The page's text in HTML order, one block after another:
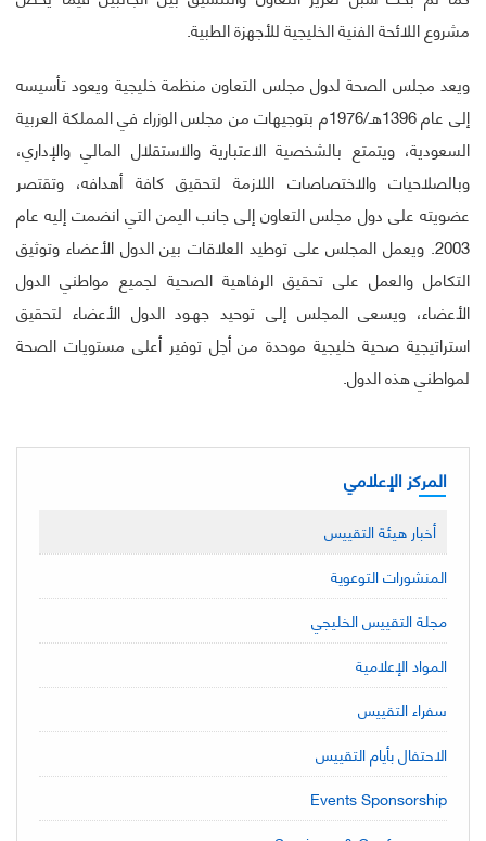
مشروع اللائحة الفنية الخليجية للأجهزة الطبية.
ويعد مجلس الصحة لدول مجلس التعاون منظمة خليجية ويعود تأسيسه
إلى عام 1396هـ/1976م بتوجيهات من مجلس الوزراء في المملكة العربية
السعودية، ويتمتع بالشخصية الاعتبارية والاستقلال المالي والإداري،
وبالصلاحيات والاختصاصات اللازمة لتحقيق كافة أهدافه، وتقتصر
عضويته على دول مجلس التعاون إلى جانب اليمن التي انضمت إليه عام
2003. ويعمل المجلس على توطيد العلاقات بين الدول الأعضاء وتوثيق
التكامل والعمل على تحقيق الرفاهية الصحية لجميع مواطني الدول
الأعضاء، ويسعى المجلس إلى توحيد جهـود الدول الأعضاء لتحقيق
استراتيجية صحية خليجية موحدة من أجل توفير أعلى مستويات الصحة
لمواطني هذه الدول.
المركز الإعلامي
أخبار هيئة التقييس
المنشورات التوعوية
مجلة التقييس الخليجي
المواد الإعلامية
سفراء التقييس
الاحتفال بأيام التقييس
Events Sponsorship